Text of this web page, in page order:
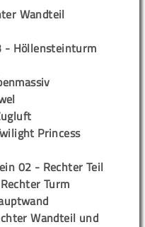
Wandteil
- Höllensteinturm
Princess
02 - Rechter Teil
Turm
Wandteil und